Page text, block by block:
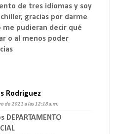
de tres idiomas y soy
gracias por darme
me pudieran decir qué
o al menos poder
Rodriguez
de 2021 a las 12:18 a.m.
DEPARTAMENTO